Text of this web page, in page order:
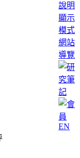
說明
顯示
模式
網站
導覽
EN